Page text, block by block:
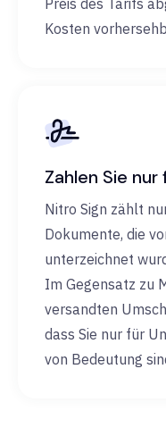
Preis des Tarifs
Kosten
Zahlen Sie
Nitro Sign zählt
Dokumente, die
unterzeichnet
Im Gegensatz zu
versandten
dass Sie nur für
von Bedeutung